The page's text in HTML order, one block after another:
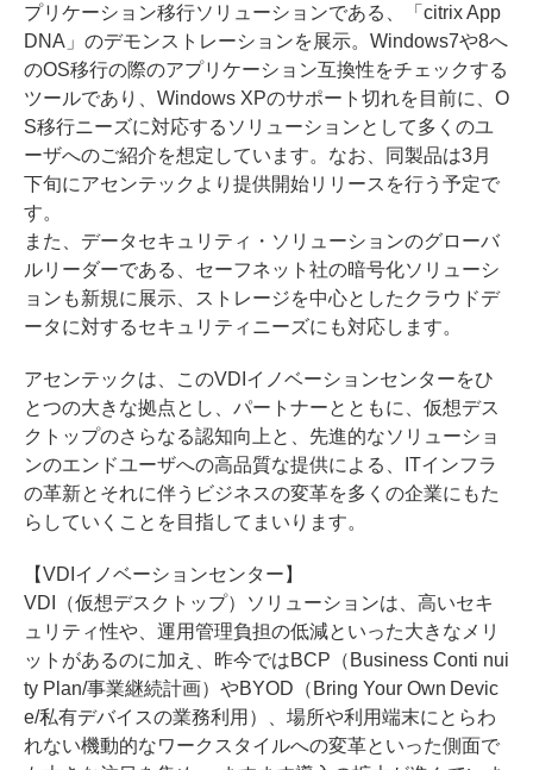
プリケーション移行ソリューションである、「citrix App
DNA」のデモンストレーションを展示。Windows7や8へ
のOS移行の際のアプリケーション互換性をチェックする
ツールであり、Windows XPのサポート切れを目前に、O
S移行ニーズに対応するソリューションとして多くのユ
ーザへのご紹介を想定しています。なお、同製品は3月
下旬にアセンテックより提供開始リリースを行う予定で
す。
また、データセキュリティ・ソリューションのグローバ
ルリーダーである、セーフネット社の暗号化ソリューシ
ョンも新規に展示、ストレージを中心としたクラウドデ
ータに対するセキュリティニーズにも対応します。
アセンテックは、このVDIイノベーションセンターをひ
とつの大きな拠点とし、パートナーとともに、仮想デス
クトップのさらなる認知向上と、先進的なソリューショ
ンのエンドユーザへの高品質な提供による、ITインフラ
の革新とそれに伴うビジネスの変革を多くの企業にもた
らしていくことを目指してまいります。
【VDIイノベーションセンター】
VDI（仮想デスクトップ）ソリューションは、高いセキ
ュリティ性や、運用管理負担の低減といった大きなメリ
ットがあるのに加え、昨今ではBCP（Business Conti nui
ty Plan/事業継続計画）やBYOD（Bring Your Own Devic
e/私有デバイスの業務利用）、場所や利用端末にとらわ
れない機動的なワークスタイルへの変革といった側面で